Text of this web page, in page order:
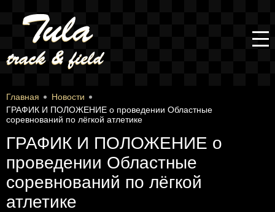
Главная
Новости
ГРАФИК И ПОЛОЖЕНИЕ о проведении Областные
соревнований по лёгкой атлетике
ГРАФИК И ПОЛОЖЕНИЕ о
проведении Областные
соревнований по лёгкой
атлетике